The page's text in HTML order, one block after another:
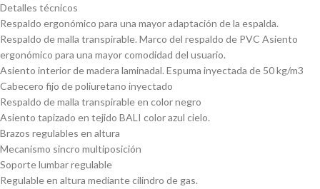
Detalles técnicos
Respaldo ergonómico para una mayor adaptación de la espalda.
Respaldo de malla transpirable. Marco del respaldo de PVC Asiento
ergonómico para una mayor comodidad del usuario.
Asiento interior de madera laminadal. Espuma inyectada de 50 kg/m3
Cabecero fijo de poliuretano inyectado
Respaldo de malla transpirable en color negro
Asiento tapizado en tejido BALI color azul cielo.
Brazos regulables en altura
Mecanismo sincro multiposición
Soporte lumbar regulable
Regulable en altura mediante cilindro de gas.